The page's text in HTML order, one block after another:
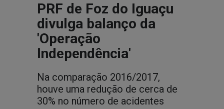
PRF de Foz do Iguaçu
divulga balanço da
'Operação
Independência'
Na comparação 2016/2017,
houve uma redução de cerca de
30% no número de acidentes